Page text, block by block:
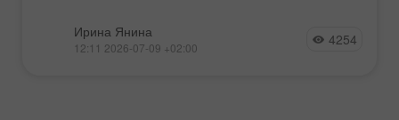
Ирина Янина
12:11 2026-07-09 +02:00 4254